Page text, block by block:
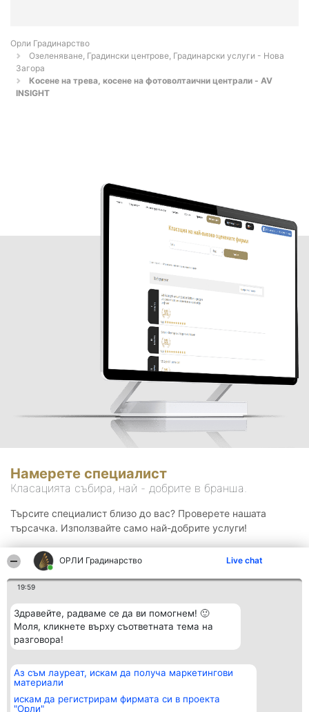
ОРЛИ Градинарство Live chat
19:59
Здравейте, радваме се да ви помогнем! 🙂
Моля, кликнете върху съответната тема на
разговора!
Аз съм лауреат, искам да получа маркетингови
материали
искам да регистрирам фирмата си в проекта
"Орли"
Орли Градинарство
Озеленяване, Градински центрове, Градинарски услуги - Нова
Загора
Косене на трева, косене на фотоволтаични централи - AV
INSIGHT
Намерете специалист
Класацията събира, най - добрите в бранша.
Търсите специалист близо до вас? Проверете нашата
търсачка. Използвайте само най-добрите услуги!
Организатор на
класиране
BulevardulAleea Timișul De
Класация
всички
Контакти